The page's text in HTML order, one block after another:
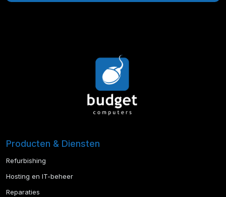
Producten & Diensten
Refurbishing
Hosting en IT-beheer
Reparaties